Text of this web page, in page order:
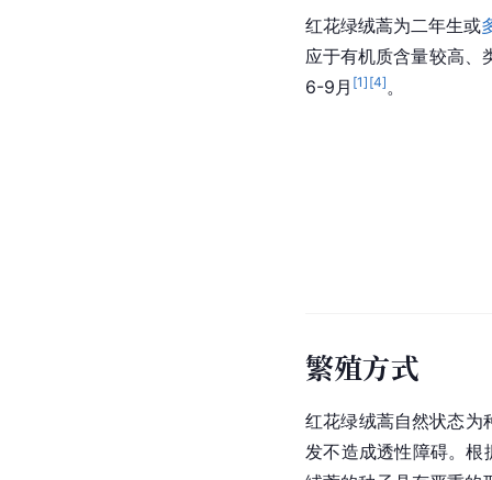
红花绿绒蒿为二年生或
应于有机质含量较高、
6-9月 [1] [4]。
繁殖方式
红花绿绒蒿自然状态为
发不造成透性障碍。根